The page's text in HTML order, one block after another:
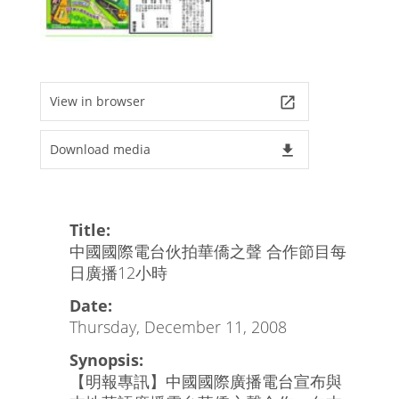
View in browser launch
Download media file_download
Title:
中國國際電台伙拍華僑之聲 合作節目每
日廣播12小時
Date:
Thursday, December 11, 2008
Synopsis:
【明報專訊】中國國際廣播電台宣布與